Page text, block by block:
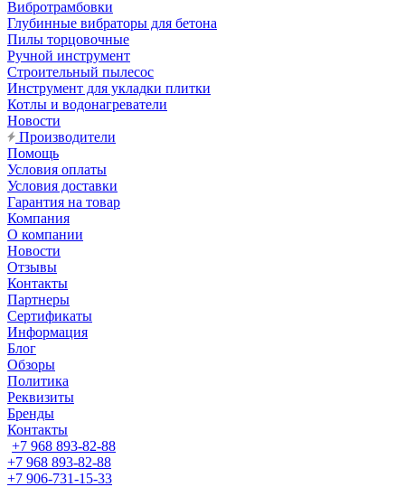
Вибротрамбовки
Глубинные вибраторы для бетона
Пилы торцовочные
Ручной инструмент
Строительный пылесос
Инструмент для укладки плитки
Котлы и водонагреватели
Новости
Производители
Помощь
Условия оплаты
Условия доставки
Гарантия на товар
Компания
О компании
Новости
Отзывы
Контакты
Партнеры
Сертификаты
Информация
Блог
Обзоры
Политика
Реквизиты
Бренды
Контакты
+7 968 893-82-88
+7 968 893-82-88
+7 906-731-15-33